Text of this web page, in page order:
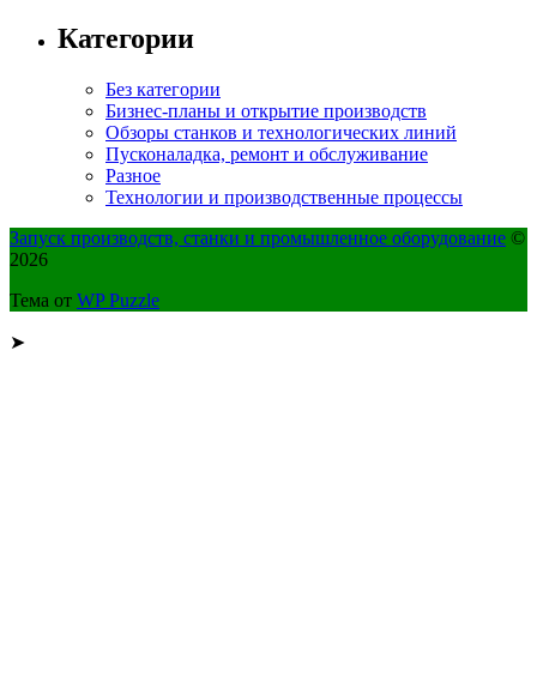
Категории
Без категории
Бизнес-планы и открытие производств
Обзоры станков и технологических линий
Пусконаладка, ремонт и обслуживание
Разное
Технологии и производственные процессы
Запуск производств, станки и промышленное оборудование ©
2026
Тема от WP Puzzle
➤